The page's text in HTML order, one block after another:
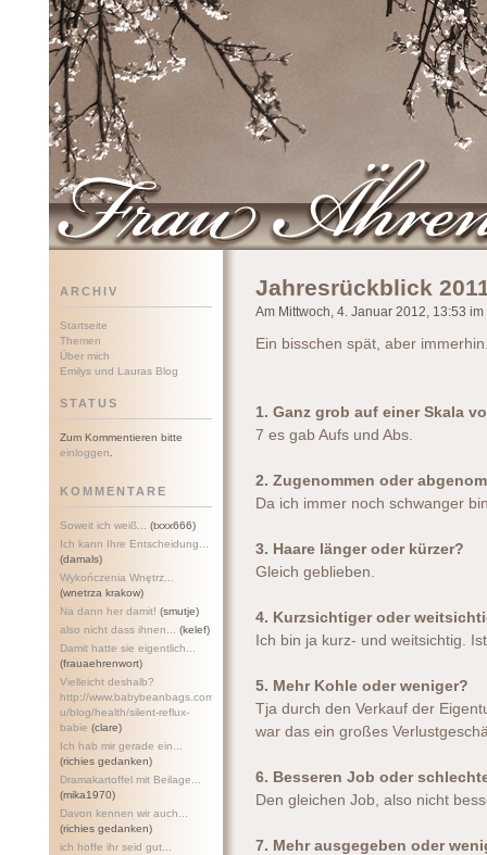
ARCHIV
Startseite
Themen
Über mich
Emilys und Lauras Blog
STATUS
Zum Kommentieren bitte
einloggen
KOMMENTARE
Soweit ich weiß...
(txxx666)
Ich kann Ihre Entscheidung...
(damals)
Wykończenia Wnętrz...
(wnetrza krakow)
Na dann her damit! (smutje)
also nicht dass ihnen...
(kelef)
Damit hatte sie eigentlich...
(frauaehrenwort)
Vielleicht deshalb?
http://www.babybeanbags.com.a
u/blog/health/silent-reflux-
babie (clare)
Ich hab mir gerade ein...
(richies gedanken)
Dramakartoffel mit Beilage...
(mika1970)
Davon kennen wir auch...
(richies gedanken)
ich hoffe ihr seid gut...
Jahresrückblick
Am Mittwoch, 4. Januar 2012, 13:53 im
Ein bisschen spät, aber
1. Ganz grob auf einer Skala
7 es gab Aufs und Abs.
2. Zugenommen oder
Da ich immer noch schwanger
3. Haare länger oder kürzer?
Gleich geblieben.
4. Kurzsichtiger oder
Ich bin ja kurz- und weitsichtig.
5. Mehr Kohle oder weniger?
Tja durch den Verkauf der
war das ein großes
6. Besseren Job oder
Den gleichen Job, also nicht
7. Mehr ausgegeben oder